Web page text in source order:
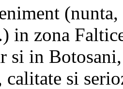
in zona
si in
calitate si